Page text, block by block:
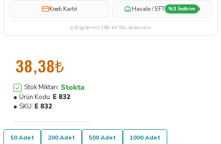
Kredi Kartıi Havale / EFT %3 İndirim i
Bilgileriniz 256-bit SSL ile korunur
38,38₺
Stok Miktarı: Stokta
Ürün Kodu: E 832
SKU: E 832
50 Adet 200 Adet 500 Adet 1000 Adet